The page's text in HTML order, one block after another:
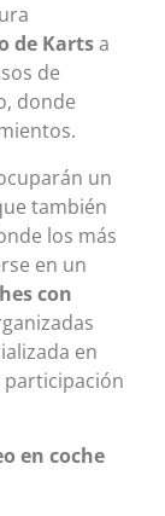
de Kartsa
de
donde
un
también
los más
en un
con
en
participación
en coche